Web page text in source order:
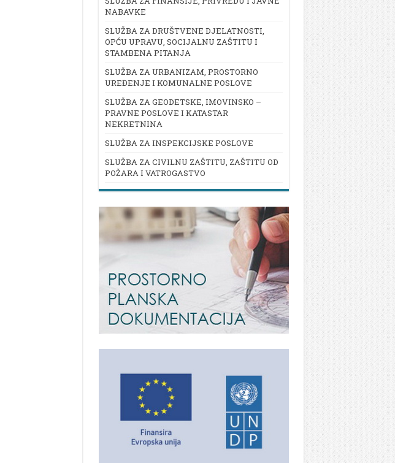
NABAVKE
SLUŽBA ZA DRUŠTVENE DJELATNOSTI,
OPĆU UPRAVU, SOCIJALNU ZAŠTITU I
STAMBENA PITANJA
SLUŽBA ZA URBANIZAM, PROSTORNO
UREĐENJE I KOMUNALNE POSLOVE
SLUŽBA ZA GEODETSKE, IMOVINSKO –
PRAVNE POSLOVE I KATASTAR
NEKRETNINA
SLUŽBA ZA INSPEKCIJSKE POSLOVE
SLUŽBA ZA CIVILNU ZAŠTITU, ZAŠTITU OD
POŽARA I VATROGASTVO